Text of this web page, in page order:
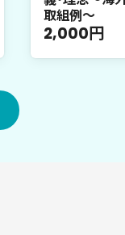
取組例～
2,000円